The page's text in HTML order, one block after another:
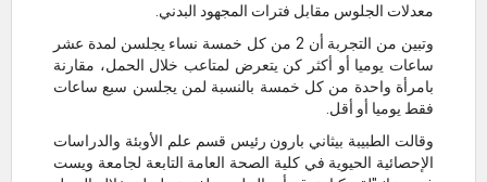
معدلات الجلوس مقابل فترات المجهود البدني.
وتبين من التجربة أن 2 من كل خمسة نساء يجلسن لمدة عشر
ساعات يوميا أو أكثر كن يتعرض لمتاعب خلال الحمل، مقارنة
بامرأة واحدة من كل خمسة بالنسبة لمن يجلسن سبع ساعات
فقط يوميا أو أقل.
وقالت الطبيبة بيثاني بارون رئيس قسم علم الأوبئة والدراسات
الإحصائية الحيوية في كلية الصحة العامة التابعة لجامعة ويست